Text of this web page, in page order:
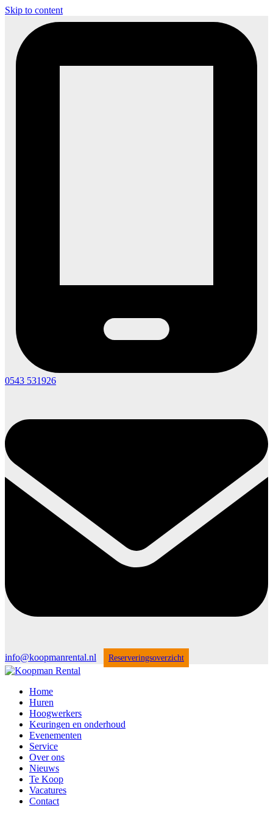
Skip to content
0543 531926
info@koopmanrental.nl Reserveringsoverzicht
Home
Huren
Hoogwerkers
Keuringen en onderhoud
Evenementen
Service
Over ons
Nieuws
Te Koop
Vacatures
Contact